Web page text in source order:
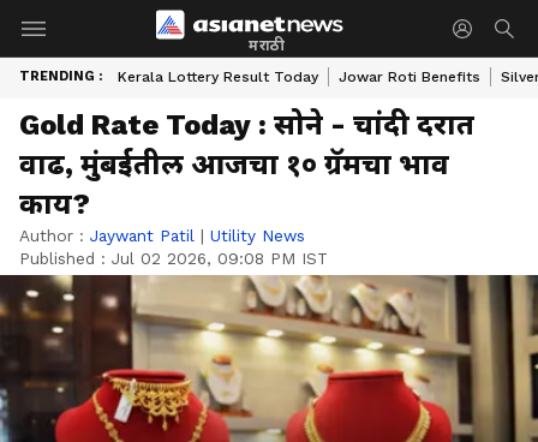
मराठी
TRENDING : Kerala Lottery Result Today Jowar Roti Benefits
Gold Rate Today : सोने - चांदी दरात
वाढ, मुंबईतील आजचा १० ग्रॅमचा भाव
काय?
Author : Jaywant Patil | Utility News
Published : Jul 02 2026, 09:08 PM IST